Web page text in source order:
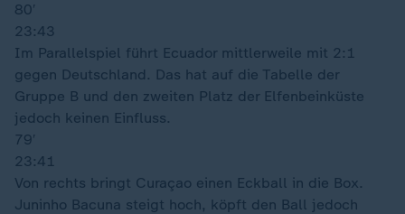
80′
23:43
Im Parallelspiel führt Ecuador mittlerweile mit 2:1
gegen Deutschland. Das hat auf die Tabelle der
Gruppe B und den zweiten Platz der Elfenbeinküste
jedoch keinen Einfluss.
79′
23:41
Von rechts bringt Curaçao einen Eckball in die Box.
Juninho Bacuna steigt hoch, köpft den Ball jedoch